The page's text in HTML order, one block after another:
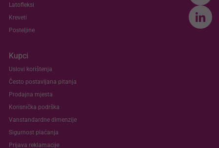
Latofleksi
Kreveti
Posteljine
Kupci
Uslovi korištenja
Često postavljana pitanja
Prodajna mjesta
Korisnička podrška
Vanstandardne dimenzije
Sigurnost plaćanja
Prijava reklamacije